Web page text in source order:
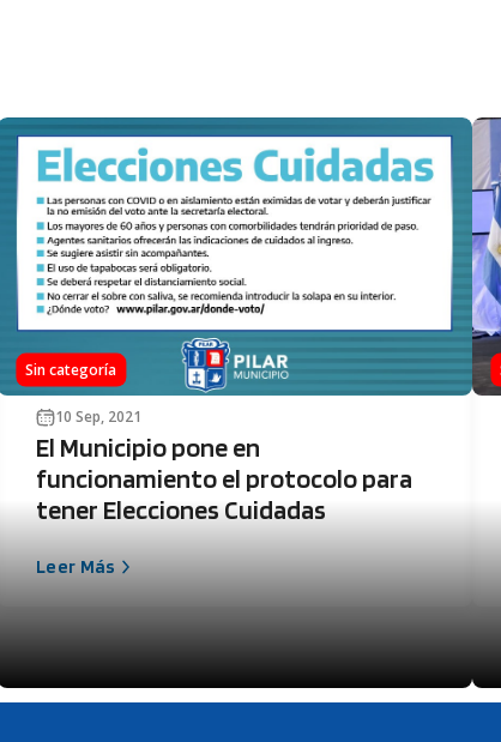
Sin categoría
10 Sep, 2021
El Municipio pone en
funcionamiento el protocolo para
tener Elecciones Cuidadas
Leer Más